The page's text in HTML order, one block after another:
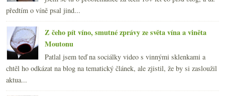
předtím o víně psal jind...
Z čeho pít víno, smutné zprávy ze světa vína a viněta
Moutonu
Patlal jsem teď na sociálky video s vinnými sklenkami a
chtěl ho odkázat na blog na tematický článek, ale zjistil, že by si zasloužil
aktua...